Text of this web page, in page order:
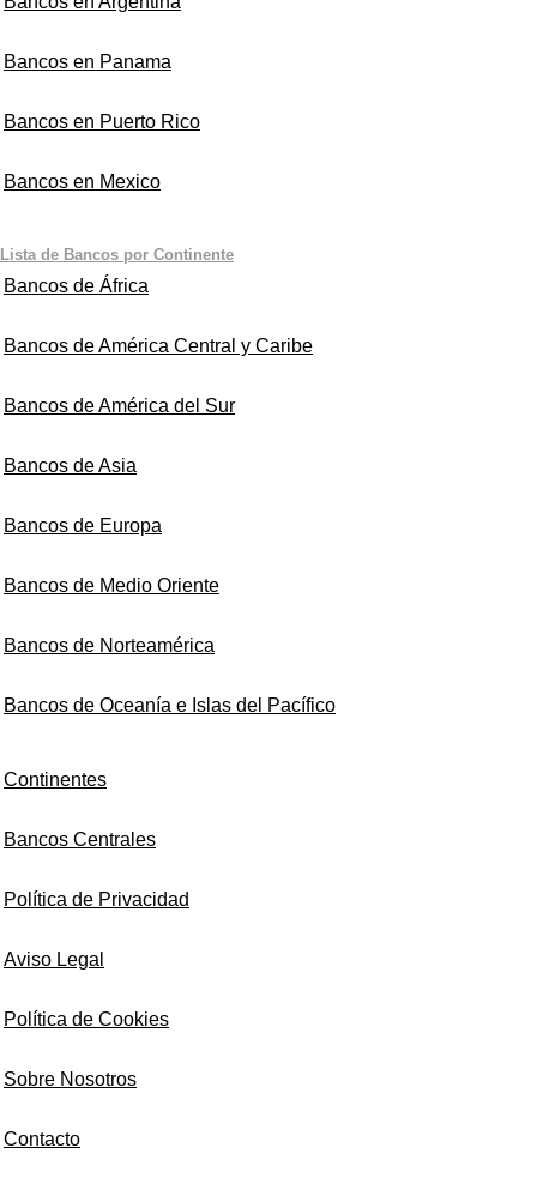
Bancos en Panama
Bancos en Puerto Rico
Bancos en Mexico
Lista de Bancos por Continente
Bancos de África
Bancos de América Central y Caribe
Bancos de América del Sur
Bancos de Asia
Bancos de Europa
Bancos de Medio Oriente
Bancos de Norteamérica
Bancos de Oceanía e Islas del Pacífico
Continentes
Bancos Centrales
Política de Privacidad
Aviso Legal
Política de Cookies
Sobre Nosotros
Contacto